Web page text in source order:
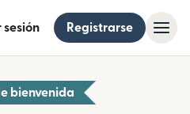
sesión Registrarse
bienvenida